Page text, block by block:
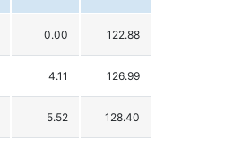
0.00 122.88
4.11 126.99
5.52 128.40